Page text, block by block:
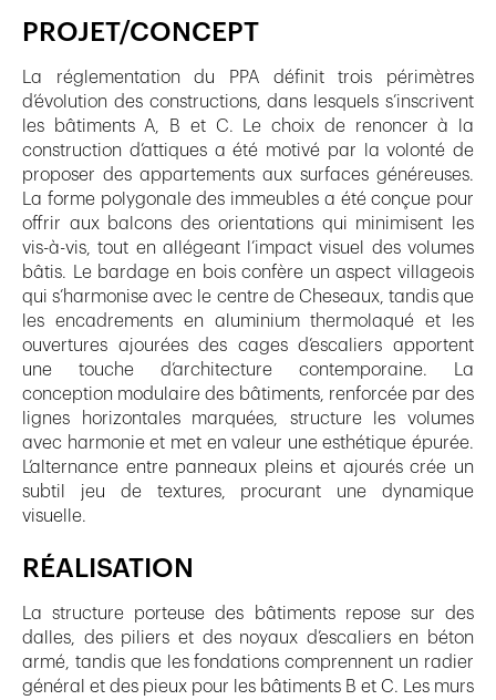
PROJET/CONCEPT
La réglementation du PPA définit trois périmètres
d’évolution des constructions, dans lesquels s’inscrivent
les bâtiments A, B et C. Le choix de renoncer à la
construction d’attiques a été motivé par la volonté de
proposer des appartements aux surfaces généreuses.
La forme polygonale des immeubles a été conçue pour
offrir aux balcons des orientations qui minimisent les
vis-à-vis, tout en allégeant l’impact visuel des volumes
bâtis. Le bardage en bois confère un aspect villageois
qui s’harmonise avec le centre de Cheseaux, tandis que
les encadrements en aluminium thermolaqué et les
ouvertures ajourées des cages d’escaliers apportent
une touche d’architecture contemporaine. La
conception modulaire des bâtiments, renforcée par des
lignes horizontales marquées, structure les volumes
avec harmonie et met en valeur une esthétique épurée.
L’alternance entre panneaux pleins et ajourés crée un
subtil jeu de textures, procurant une dynamique
visuelle.
RÉALISATION
La structure porteuse des bâtiments repose sur des
dalles, des piliers et des noyaux d’escaliers en béton
armé, tandis que les fondations comprennent un radier
général et des pieux pour les bâtiments B et C. Les murs